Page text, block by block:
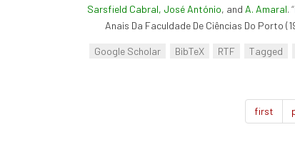
Sarsfield Cabral, José António, and A. Amaral. “
Anais Da Faculdade De Ciências Do Porto
Google Scholar BibTeX RTF Tagged
first